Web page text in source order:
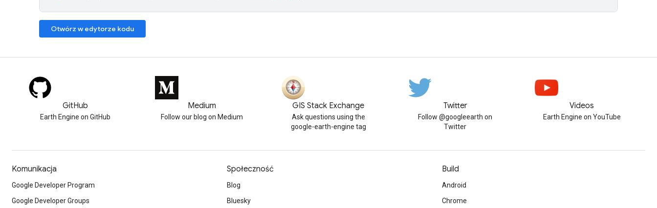
Otwórz w edytorze kodu
GitHub
Earth Engine on GitHub
Medium
Follow our blog on Medium
GIS Stack Exchange
Ask questions using the
google-earth-engine tag
Twitter
Follow @googleearth on
Twitter
Videos
Earth Engine on YouTube
Komunikacja
Google Developer Program
Google Developer Groups
Społeczność
Blog
Bluesky
Build
Android
Chrome